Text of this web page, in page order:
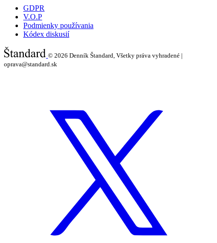
GDPR
V.O.P
Podmienky používania
Kódex diskusií
© 2026 Denník Štandard, Všetky práva vyhradené |
oprava@standard.sk